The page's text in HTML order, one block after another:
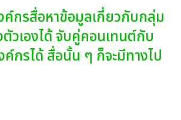
กรสื่อหาข้อมูลเกี่ยวกับกลุ่ม
ตัวเองได้ จับคู่คอนเทนต์กับ
กรได้ สื่อนั้น ๆ ก็จะมีทางไป